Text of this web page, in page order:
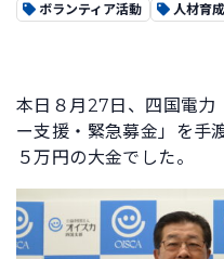
ボランティア活動 人材育成
本日８月27日、四国電力
ー支援・緊急募金」を手
５万円の大金でした。